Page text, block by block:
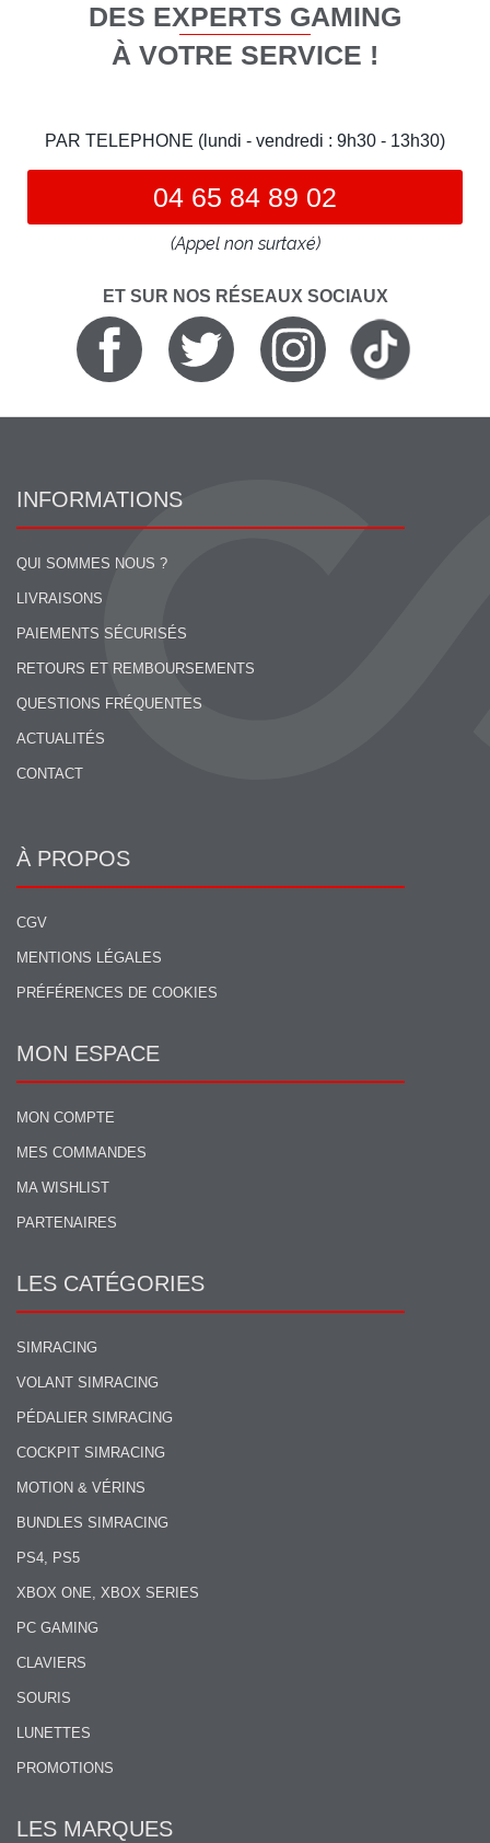
DES EXPERTS GAMING
À VOTRE SERVICE !
PAR TELEPHONE (lundi - vendredi : 9h30 - 13h30)
04 65 84 89 02
(Appel non surtaxé)
ET SUR NOS RÉSEAUX SOCIAUX
INFORMATIONS
QUI SOMMES NOUS ?
LIVRAISONS
PAIEMENTS SÉCURISÉS
RETOURS ET REMBOURSEMENTS
QUESTIONS FRÉQUENTES
ACTUALITÉS
CONTACT
À PROPOS
CGV
MENTIONS LÉGALES
PRÉFÉRENCES DE COOKIES
MON ESPACE
MON COMPTE
MES COMMANDES
MA WISHLIST
PARTENAIRES
LES CATÉGORIES
SIMRACING
VOLANT SIMRACING
PÉDALIER SIMRACING
COCKPIT SIMRACING
MOTION & VÉRINS
BUNDLES SIMRACING
PS4, PS5
XBOX ONE, XBOX SERIES
PC GAMING
CLAVIERS
SOURIS
LUNETTES
PROMOTIONS
LES MARQUES